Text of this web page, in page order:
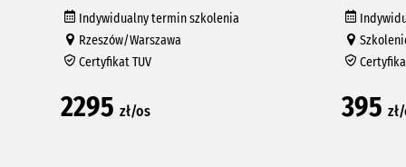
Indywidualny termin szkolenia
Rzeszów/Warszawa
Certyfikat TUV
2295 zł/os 395